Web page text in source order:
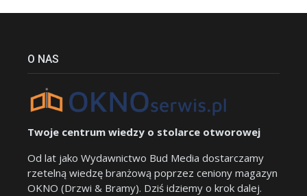
O NAS
Twoje centrum wiedzy o stolarce otworowej
Od lat jako Wydawnictwo Bud Media dostarczamy
rzetelną wiedzę branżową poprzez ceniony magazyn
OKNO (Drzwi & Bramy). Dziś idziemy o krok dalej.